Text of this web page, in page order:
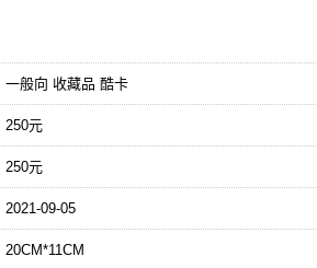
一般向 收藏品 酷卡
250元
250元
2021-09-05
20CM*11CM